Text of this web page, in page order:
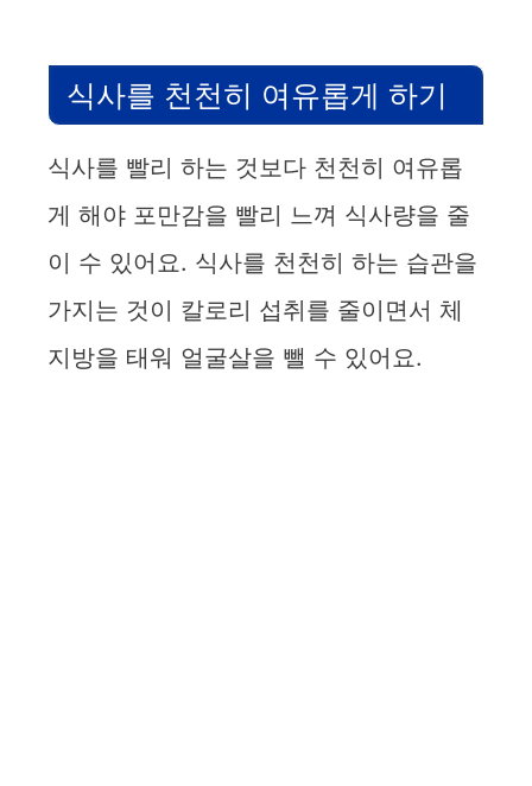
식사를 천천히 여유롭게 하기
식사를 빨리 하는 것보다 천천히 여유롭
게 해야 포만감을 빨리 느껴 식사량을 줄
이 수 있어요. 식사를 천천히 하는 습관을
가지는 것이 칼로리 섭취를 줄이면서 체
지방을 태워 얼굴살을 뺄 수 있어요.